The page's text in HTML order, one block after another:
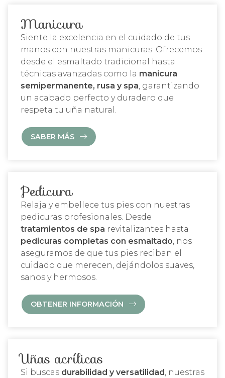
Manicura
Siente la excelencia en el cuidado de tus
manos con nuestras manicuras. Ofrecemos
desde el esmaltado tradicional hasta
técnicas avanzadas como la manicura
semipermanente, rusa y spa, garantizando
un acabado perfecto y duradero que
respeta tu uña natural.
SABER MÁS
Pedicura
Relaja y embellece tus pies con nuestras
pedicuras profesionales. Desde
tratamientos de spa revitalizantes hasta
pedicuras completas con esmaltado, nos
aseguramos de que tus pies reciban el
cuidado que merecen, dejándolos suaves,
sanos y hermosos.
OBTENER INFORMACIÓN
Uñas acrílicas
Si buscas durabilidad y versatilidad , nuestras